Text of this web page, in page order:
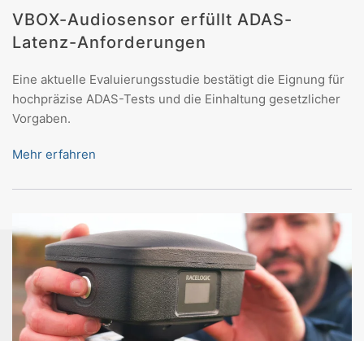
VBOX-Audiosensor erfüllt ADAS-
Latenz-Anforderungen
Eine aktuelle Evaluierungsstudie bestätigt die Eignung für
hochpräzise ADAS-Tests und die Einhaltung gesetzlicher
Vorgaben.
Mehr erfahren